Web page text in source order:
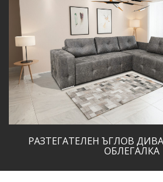
РАЗТЕГАТЕЛЕН ЪГЛОВ
ОБЛЕГАЛКА